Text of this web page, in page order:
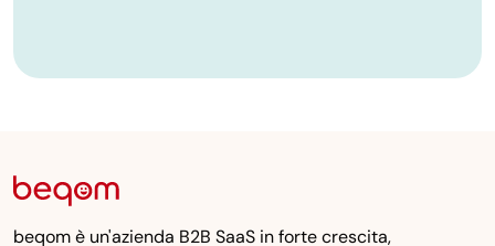
beqom è un'azienda B2B SaaS in forte crescita,